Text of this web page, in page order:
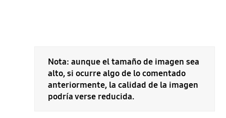
Nota: aunque el tamaño de imagen sea
alto, si ocurre algo de lo comentado
anteriormente, la calidad de la imagen
podría verse reducida.